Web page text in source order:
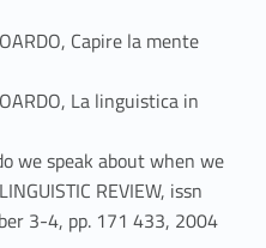
Capire la mente
La linguistica in
we speak about when we
REVIEW, issn
3-4, pp. 171 433, 2004